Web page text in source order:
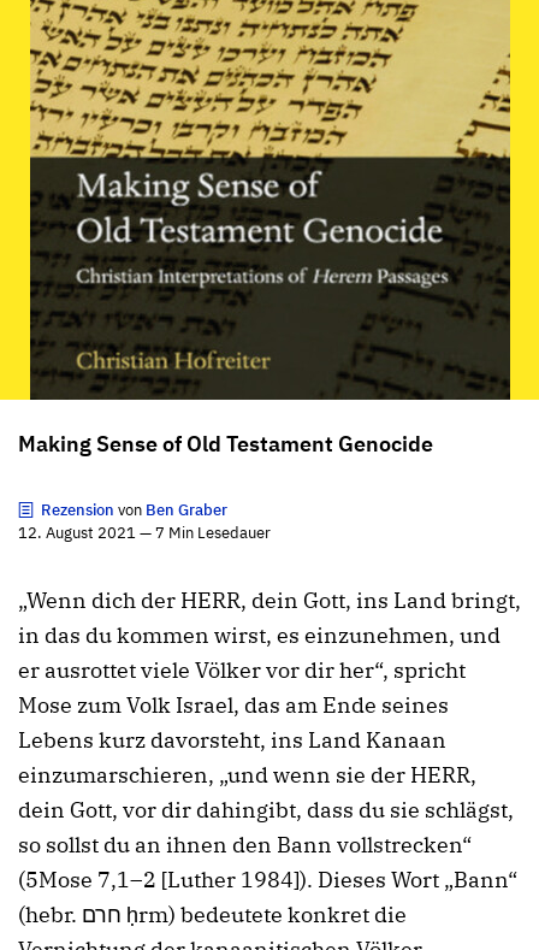
Making Sense of Old Testament Genocide
Rezension von Ben Graber
12. August 2021 — 7 Min Lesedauer
„Wenn dich der HERR, dein Gott, ins Land bringt,
in das du kommen wirst, es einzunehmen, und
er ausrottet viele Völker vor dir her“, spricht
Mose zum Volk Israel, das am Ende seines
Lebens kurz davorsteht, ins Land Kanaan
einzumarschieren, „und wenn sie der HERR,
dein Gott, vor dir dahingibt, dass du sie schlägst,
so sollst du an ihnen den Bann vollstrecken“
(5Mose 7,1–2 [Luther 1984]). Dieses Wort „Bann“
(hebr. חרם ḥrm) bedeutete konkret die